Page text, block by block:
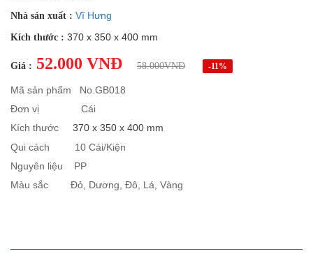
Nhà sản xuất : Vĩ Hưng
Kích thước : 370 x 350 x 400 mm
Giá : 52.000 VNĐ 58.000VNĐ -11%
Mã sản phẩm No.GB018
Đơn vị Cái
Kích thước 370 x 350 x 400 mm
Qui cách 10 Cái/Kiện
Nguyên liệu PP
Màu sắc Đỏ, Dương, Đô, Lá, Vàng